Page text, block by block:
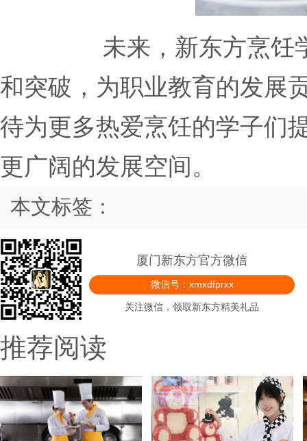
未来，新东方烹饪
和突破，为职业教育的发展
待为更多热爱烹饪的学子们
更广阔的发展空间。
本文标签：
厦门新东方官方微信
微信号：xmxdfprxx
关注微信，领取新东方精美礼品
推荐阅读